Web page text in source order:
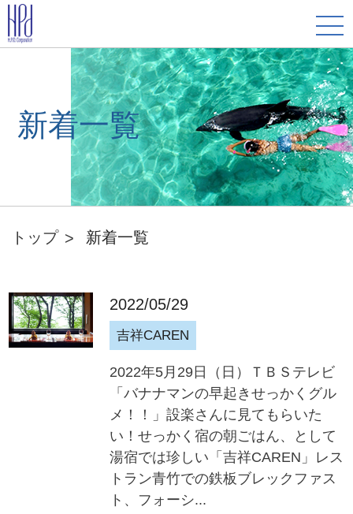
新着一覧
トップ 新着一覧
2022/05/29
吉祥CAREN
2022年5月29日（日）ＴＢＳテレビ
「バナナマンの早起きせっかくグル
メ！！」設楽さんに見てもらいた
い！せっかく宿の朝ごはん、として
湯宿では珍しい「吉祥CAREN」レス
トラン青竹での鉄板ブレックファス
ト、フォーシ...